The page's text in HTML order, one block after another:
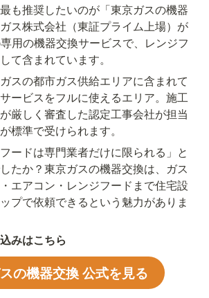
も推奨したいのが「東京ガスの機器
ス株式会社（東証プライム上場）が
用の機器交換サービスで、レンジフ
て含まれています。
スの都市ガス供給エリアに含まれて
ービスをフルに使えるエリア。施工
厳しく審査した認定工事会社が担当
標準で受けられます。
ードは専門業者だけに限られる」と
たか？東京ガスの機器交換は、ガス
エアコン・レンジフードまで住宅設
プで依頼できるという魅力がありま
みはこちら
の機器交換 公式を見る